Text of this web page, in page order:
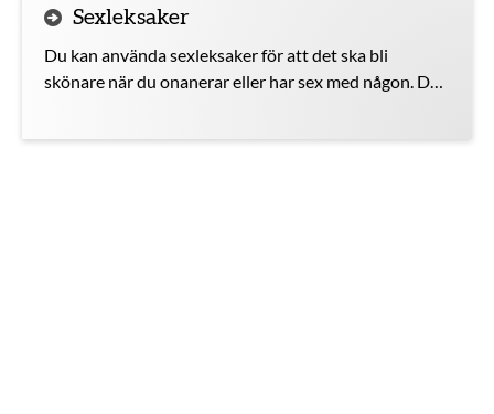
Sexleksaker
Du kan använda sexleksaker för att det ska bli
skönare när du onanerar eller har sex med någon. Du
vissa apotek. Vissa saker du har hemma kan också